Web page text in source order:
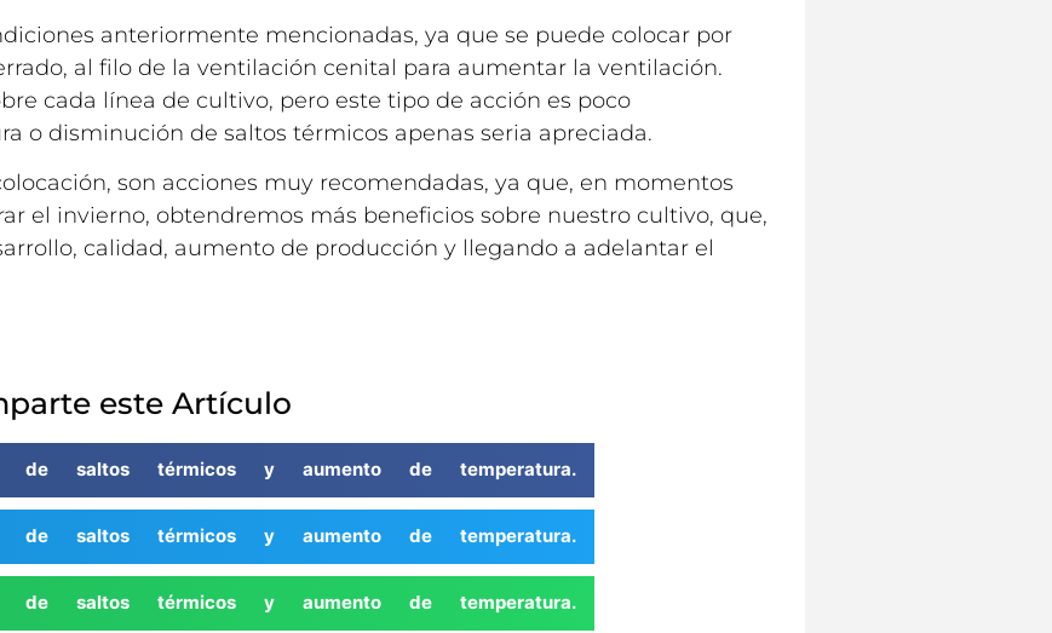
anteriormente mencionadas, ya que se puede colocar por
al filo de la ventilación cenital para aumentar la ventilación.
cada línea de cultivo, pero este tipo de acción es poco
o disminución de saltos térmicos apenas seria apreciada.
son acciones muy recomendadas, ya que, en momentos
el invierno, obtendremos más beneficios sobre nuestro cultivo, que,
calidad, aumento de producción y llegando a adelantar el
este Artículo
de saltos térmicos y aumento de temperatura.
de saltos térmicos y aumento de temperatura.
de saltos térmicos y aumento de temperatura.